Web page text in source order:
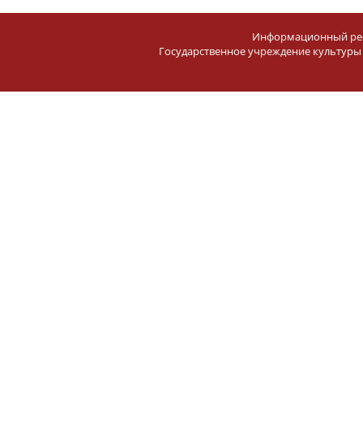
Информационный
Государственное учреждение